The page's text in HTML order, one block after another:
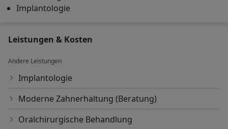
Implantologie
Leistungen & Kosten
Andere Leistungen
Implantologie
Moderne Zahnerhaltung (Beratung)
Oralchirurgische Behandlung